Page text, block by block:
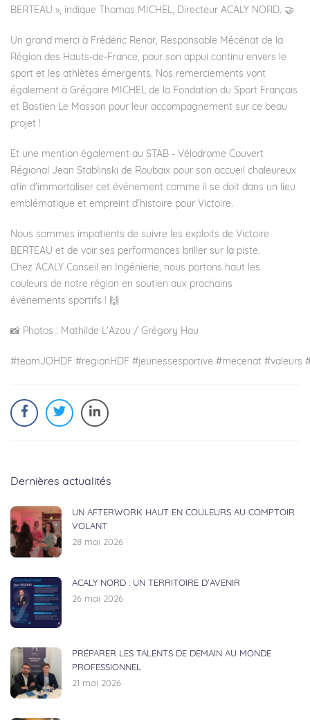
BERTEAU », indique
Thomas MICHEL, Directeur ACALY NORD. 🤝
Un grand merci à Frédéric Renar, Responsable Mécénat de la
Région des Hauts-de-France, pour son appui continu envers le
sport et les athlètes émergents. Nos remerciements vont
également à Grégoire MICHEL de la Fondation du Sport Français
et Bastien Le Masson pour leur accompagnement sur ce beau
projet !
Et une mention également au STAB - Vélodrome Couvert
Régional Jean Stablinski de Roubaix pour son accueil chaleureux
afin d’immortaliser cet événement comme il se doit dans un lieu
emblématique et empreint d’histoire pour Victoire.
Nous sommes impatients de suivre les exploits de Victoire
BERTEAU et de voir ses performances briller sur la piste.
Chez ACALY Conseil en Ingénierie, nous portons haut les
couleurs de notre région en soutien aux prochains
événements sportifs ! 🙌
📸 Photos : Mathilde L'Azou / Grégory Hau
#teamJOHDF #regionHDF #jeunessesportive #mecenat #valeurs
Dernières actualités
UN AFTERWORK HAUT EN COULEURS AU COMPTOIR
VOLANT
28 mai 2026
ACALY NORD : UN TERRITOIRE D’AVENIR
26 mai 2026
PRÉPARER LES TALENTS DE DEMAIN AU MONDE
PROFESSIONNEL
21 mai 2026